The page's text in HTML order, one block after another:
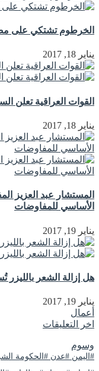
الخرطوم تشتكي على
يناير 18, 2017
القوات العراقية
يناير 18, 2017
المستشار عبد العزيز
الأساسي للمفاوضات
يناير 19, 2017
هل إزالة الشعر
يناير 19, 2017
أعمال
اخر التعليقات
وسوم
#اليمن #عدن #الحكومة